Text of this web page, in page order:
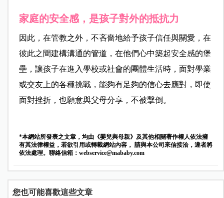
家庭的安全感，是孩子對外的抵抗力
因此，在管教之外，不吝嗇地給予孩子信任與關愛，在
彼此之間建構溝通的管道，在他們心中築起安全感的堡
壘，讓孩子在進入學校或社會的團體生活時，面對學業
或交友上的各種挑戰，能夠有足夠的信心去應對，即使
面對挫折，也願意與父母分享，不被擊倒。
*本網站所發表之文章，均由《嬰兒與母親》及其他相關著作權人依法擁
有其法律權益，若欲引用或轉載網站內容， 請與本公司來信接洽，違者將
依法處理。聯絡信箱： webservice@mababy.com
您也可能喜歡這些文章